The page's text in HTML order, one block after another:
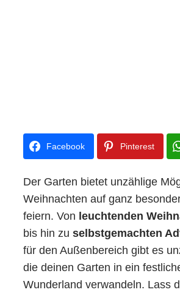
Facebook Pinterest
Der Garten bietet unzählige
Weihnachten auf ganz
feiern. Von leuchtenden
bis hin zu selbstgemachten
für den Außenbereich gibt es
die deinen Garten in ein
Wunderland verwandeln. Lass